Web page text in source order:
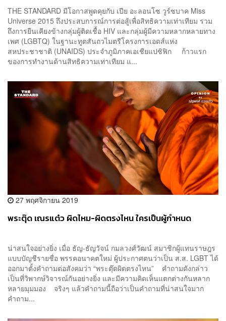
THE STANDARD มีโอกาสพูดคุยกับ เปีย อะลอนโซ วูร์ซบาค Miss
Universe 2015 ถึงประสบการณ์การต่อสู้เพื่อสิทธิความเท่าเทียม รวม
ถึงการยืนเคียงข้างกลุ่มผู้ติดเชื้อ HIV และกลุ่มผู้มีความหลากหลายทาง
เพศ (LGBTQ) ในฐานะทูตสันถวไมตรีโครงการเอดส์แห่ง
สหประชาชาติ (UNAIDS) ประจำภูมิภาคเอเชียแปซิฟิก ก้าวแรก
ของการทำงานด้านสิทธิความเท่าเทียม แ...
27 พฤศจิกายน 2019
พระตุ๊ด เณรแต๋ว ผิดไหม-ผิดตรงไหน ใครเป็นผู้กำหนด
น่าสนใจอย่างยิ่ง เมื่อ ธัญ-ธัญวัจน์ กมลวงศ์วัฒน์ สมาชิกผู้แทนราษฎร
แบบบัญชีรายชื่อ พรรคอนาคตใหม่ ผู้ประกาศตนว่าเป็น ส.ส. LGBT ได้
ออกมาตั้งคำถามต่อสังคมว่า “พระตุ๊ดผิดตรงไหน” คำถามดังกล่าว
เป็นที่วิพากษ์วิจารณ์กันอย่างยิ่ง และมีความคิดเห็นแตกต่างกันหลาก
หลายมุมมอง จริงๆ แล้วคำถามนี้ถือว่าเป็นคำถามที่น่าสนใจมาก
คำถาม...